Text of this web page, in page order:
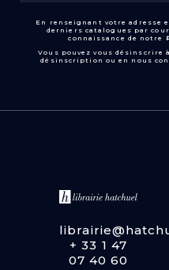
En renseignant votre adresse
derniers catalogues par
connaissance de notre
Vous pouvez vous désinscrire
désinscription ou en nous
+ 33 1 47
07 40 60